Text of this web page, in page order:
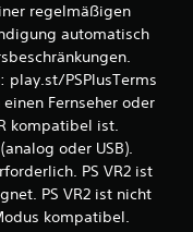
regelmäßigen
automatisch
PSPlusTerms
Fernseher oder
kompatibel ist.
oder USB).
PS VR2 ist
PS VR2 ist nicht
kompatibel.